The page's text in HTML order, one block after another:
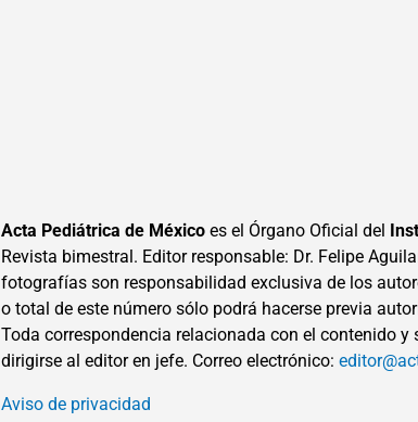
Acta Pediátrica de México es el Órgano Oficial del
Revista bimestral. Editor responsable: Dr. Felipe
fotografías son responsabilidad exclusiva de los
o total de este número sólo podrá hacerse previa
Toda correspondencia relacionada con el contenido y
dirigirse al editor en jefe. Correo electrónico:
Aviso de privacidad